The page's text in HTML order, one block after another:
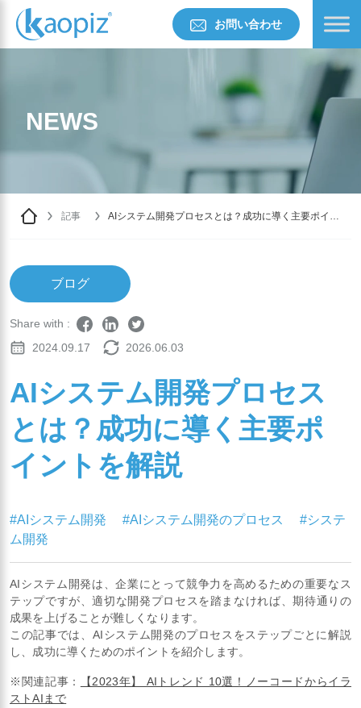
お問い合わせ
NEWS
記事
AIシステム開発プロセスとは？成功に導く主要ポイン
ブログ
Share with :
2024.09.17
2026.06.03
AIシステム開発プロセス
とは？成功に導く主要ポ
イントを解説
#AIシステム開発 #AIシステム開発のプロセス
#システ
ム開発
AIシステム開発は、企業にとって競争力を高めるための重要なス
テップですが、適切な開発プロセスを踏まなければ、期待通りの
成果を上げることが難しくなります。
この記事では、AIシステム開発のプロセスをステップごとに解説
し、成功に導くためのポイントを紹介します。
※関連記事：
【2023年】 AIトレンド 10選！ノーコードからイラ
ストAIまで